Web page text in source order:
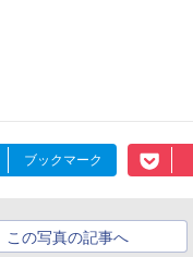
ブックマーク
この写真の記事へ